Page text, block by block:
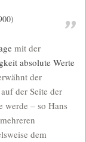
mit der
absolute Werte
der
der Seite der
werde – so Hans
dem